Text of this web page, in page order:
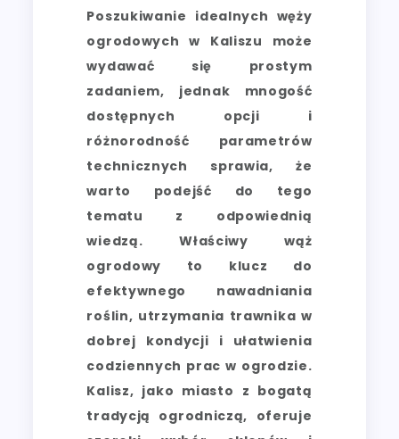
Poszukiwanie idealnych węży
ogrodowych w Kaliszu może
wydawać się prostym
zadaniem, jednak mnogość
dostępnych opcji i
różnorodność parametrów
technicznych sprawia, że
warto podejść do tego
tematu z odpowiednią
wiedzą. Właściwy wąż
ogrodowy to klucz do
efektywnego nawadniania
roślin, utrzymania trawnika w
dobrej kondycji i ułatwienia
codziennych prac w ogrodzie.
Kalisz, jako miasto z bogatą
tradycją ogrodniczą, oferuje